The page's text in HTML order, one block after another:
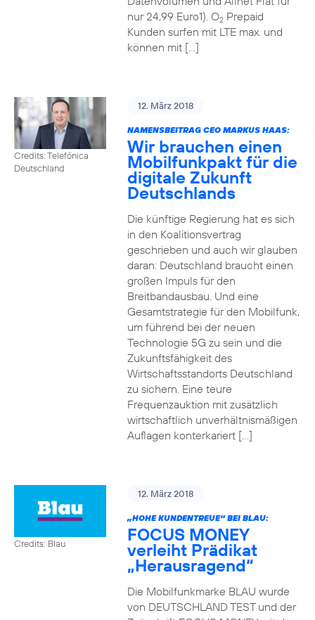
nur 24,99 Euro1). O2Prepaid
Kunden surfen mit LTE max. und
können mit […]
Credits: Telefónica
Deutschland
12. März 2018
NAMENSBEITRAG CEO MARKUS HAAS:
Wir brauchen einen
Mobilfunkpakt für die
digitale Zukunft
Deutschlands
Die künftige Regierung hat es sich
in den Koalitionsvertrag
geschrieben und auch wir glauben
daran: Deutschland braucht einen
großen Impuls für den
Breitbandausbau. Und eine
Gesamtstrategie für den Mobilfunk,
um führend bei der neuen
Technologie 5G zu sein und die
Zukunftsfähigkeit des
Wirtschaftsstandorts Deutschland
zu sichern. Eine teure
Frequenzauktion mit zusätzlich
wirtschaftlich unverhältnismäßigen
Auflagen konterkariert […]
Credits: Blau
12. März 2018
„HOHE KUNDENTREUE“ BEI BLAU:
FOCUS MONEY
verleiht Prädikat
„Herausragend“
Die Mobilfunkmarke BLAU wurde
von DEUTSCHLAND TEST und der